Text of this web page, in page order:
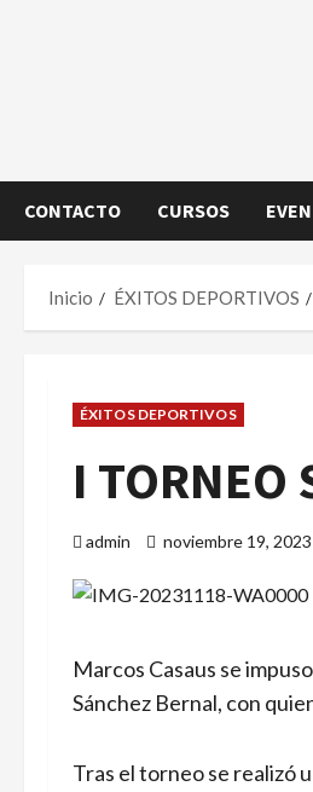
CONTACTO CURSOS
Inicio ÉXITOS DEPORTIVOS
ÉXITOS DEPORTIVOS
I TORNEO
admin noviembre 19, 2023
Marcos Casaus se
Sánchez Bernal, con
Tras el torneo se realizó